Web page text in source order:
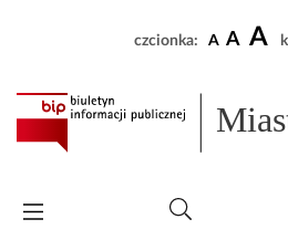
czcionka: A A A